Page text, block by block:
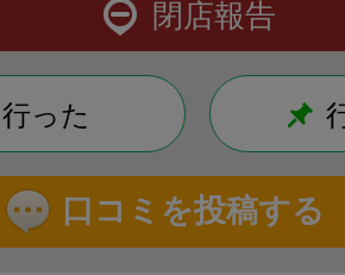
閉店報告
行った
口コミを投稿する